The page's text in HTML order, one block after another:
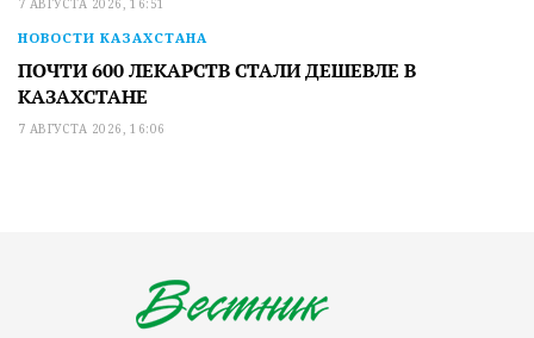
7 АВГУСТА 2026, 16:51
НОВОСТИ КАЗАХСТАНА
ПОЧТИ 600 ЛЕКАРСТВ СТАЛИ ДЕШЕВЛЕ В
КАЗАХСТАНЕ
7 АВГУСТА 2026, 16:06